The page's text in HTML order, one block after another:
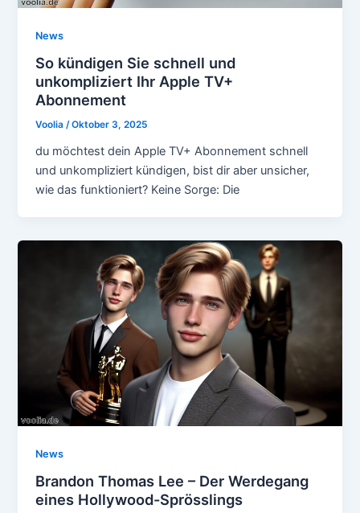
News
So kündigen Sie schnell und
unkompliziert Ihr Apple TV+
Abonnement
Voolia/Oktober 3, 2025
du möchtest dein Apple TV+ Abonnement schnell
und unkompliziert kündigen, bist dir aber unsicher,
wie das funktioniert? Keine Sorge: Die
News
Brandon Thomas Lee – Der Werdegang
eines Hollywood-Sprösslings